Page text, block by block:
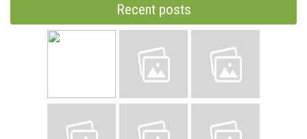
Recent posts